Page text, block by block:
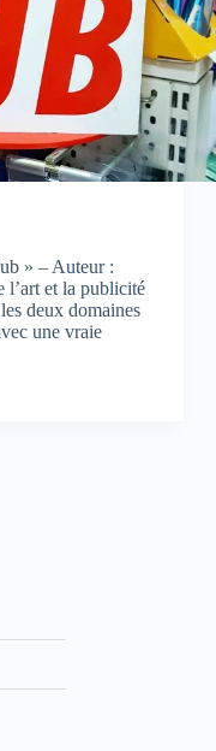
» – Auteur :
l’art et la publicité
deux domaines
une vraie